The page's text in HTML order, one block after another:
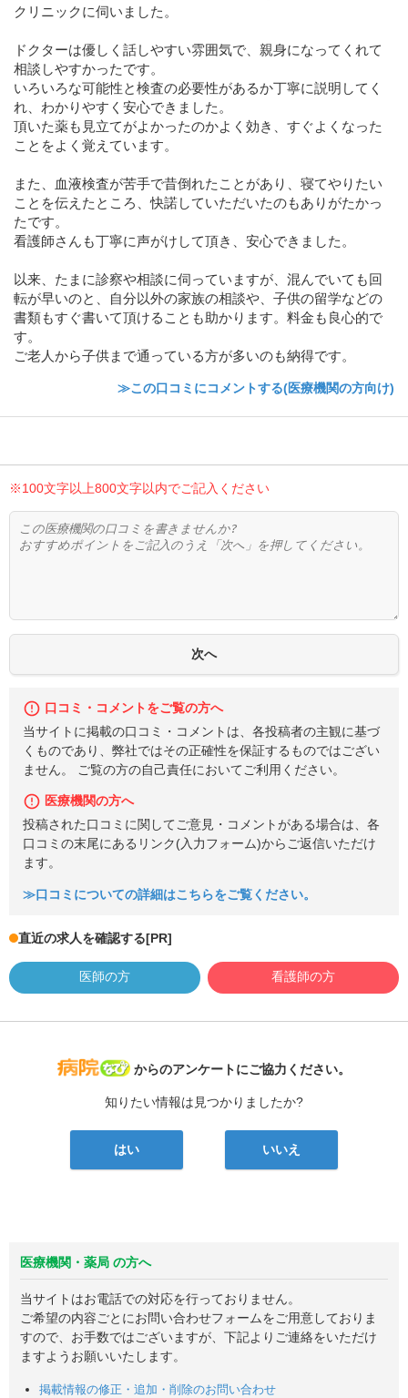
クリニックに伺いました。
ドクターは優しく話しやすい雰囲気で、親身になってくれて
相談しやすかったです。
いろいろな可能性と検査の必要性があるか丁寧に説明してく
れ、わかりやすく安心できました。
頂いた薬も見立てがよかったのかよく効き、すぐよくなった
ことをよく覚えています。
また、血液検査が苦手で昔倒れたことがあり、寝てやりたい
ことを伝えたところ、快諾していただいたのもありがたかっ
たです。
看護師さんも丁寧に声がけして頂き、安心できました。
以来、たまに診察や相談に伺っていますが、混んでいても回
転が早いのと、自分以外の家族の相談や、子供の留学などの
書類もすぐ書いて頂けることも助かります。料金も良心的で
す。
ご老人から子供まで通っている方が多いのも納得です。
≫この口コミにコメントする(医療機関の方向け)
※100文字以上800文字以内でご記入ください
口コミ・コメントをご覧の方へ
当サイトに掲載の口コミ・コメントは、各投稿者の主観に基づ
くものであり、弊社ではその正確性を保証するものではござい
ません。 ご覧の方の自己責任においてご利用ください。
医療機関の方へ
投稿された口コミに関してご意見・コメントがある場合は、各
口コミの末尾にあるリンク(入力フォーム)からご返信いただけ
ます。
≫口コミについての詳細はこちらをご覧ください。
直近の求人を確認する[PR]
医師の方 看護師の方
病院なび
からのアンケートにご協力ください。
知りたい情報は見つかりましたか?
はい いいえ
医療機関・薬局 の方へ
当サイトはお電話での対応を行っておりません。
ご希望の内容ごとにお問い合わせフォームをご用意しておりま
すので、お手数ではございますが、下記よりご連絡をいただけ
ますようお願いいたします。
掲載情報の修正・追加・削除のお問い合わせ